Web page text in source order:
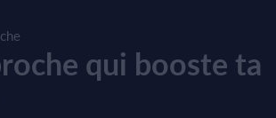
qui booste ta